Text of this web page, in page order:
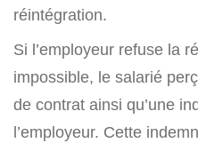
réintégration.
Si l’employeur refuse la
impossible, le salarié
de contrat ainsi qu’une
l’employeur. Cette